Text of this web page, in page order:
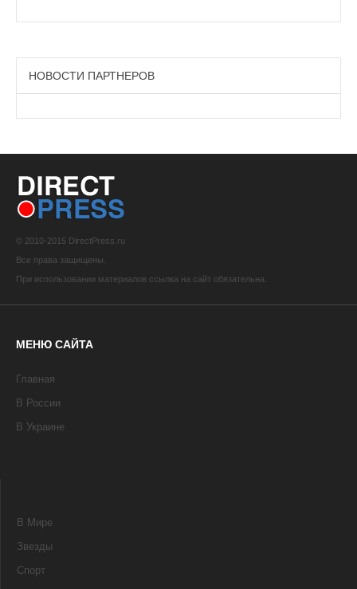
НОВОСТИ ПАРТНЕРОВ
© 2010-2015 DirectPress.ru
Все права защищены.
При использовании материалов ссылка на сайт обязательна.
МЕНЮ САЙТА
Главная
В России
В Украине
В Мире
Звезды
Спорт